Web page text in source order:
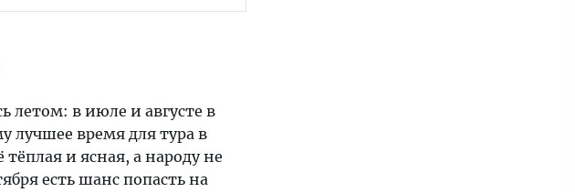
летом: в июле и августе в
лучшее время для тура в
и ясная, а народу не
есть шанс попасть на